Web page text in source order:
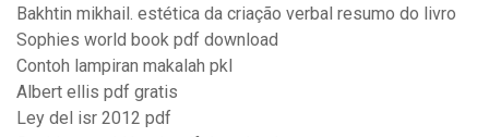
Bakhtin mikhail. estética da criação verbal resumo do livro
Sophies world book pdf download
Contoh lampiran makalah pkl
Albert ellis pdf gratis
Ley del isr 2012 pdf